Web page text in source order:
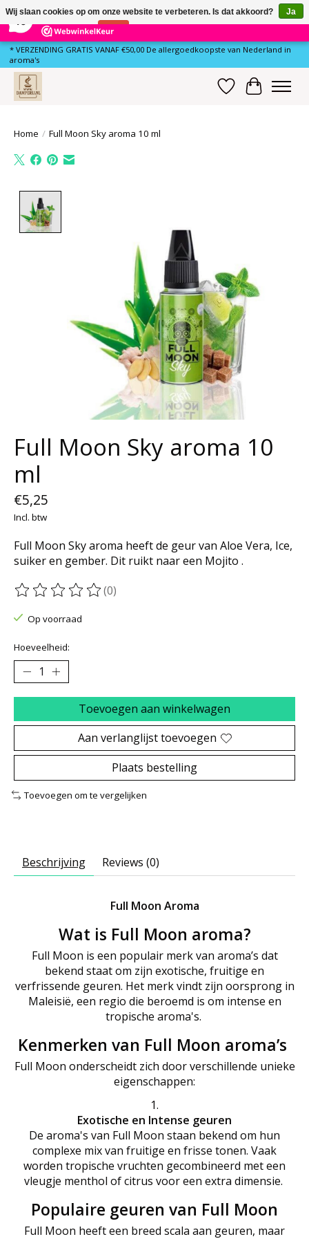
78 Reviews ×
* VERZENDING GRATIS VANAF €50,00 De allergoedkoopste van Nederland in
aroma's
Verlanglijst
Home / Full Moon Sky aroma 10 ml
Full Moon Sky aroma 10
ml
€5,25
Incl. btw
Full Moon Sky aroma heeft de geur van Aloe Vera, Ice,
suiker en gember. Dit ruikt naar een Mojito .
De beoordeling van dit product is
(0)
Op voorraad
Hoeveelheid:
Toevoegen aan winkelwagen
Aan verlanglijst toevoegen
Plaats bestelling
Toevoegen om te vergelijken
Beschrijving Reviews (0)
Full Moon Aroma
Wat is Full Moon aroma?
Full Moon is een populair merk van aroma’s dat
bekend staat om zijn exotische, fruitige en
verfrissende geuren. Het merk vindt zijn oorsprong in
Maleisië, een regio die beroemd is om intense en
tropische aroma's.
Kenmerken van Full Moon aroma’s
Full Moon onderscheidt zich door verschillende unieke
eigenschappen:
Exotische en Intense geuren
De aroma's van Full Moon staan bekend om hun
complexe mix van fruitige en frisse tonen. Vaak
worden tropische vruchten gecombineerd met een
vleugje menthol of citrus voor een extra dimensie.
Populaire geuren van Full Moon
Full Moon heeft een breed scala aan geuren, maar
Wij slaan cookies op om onze website te verbeteren. Is dat akkoord?
Ja
Nee